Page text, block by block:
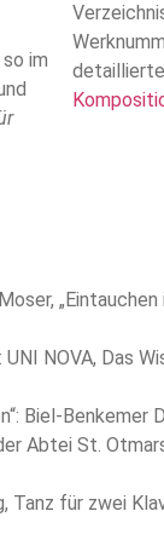
im
NOVA, Das
Biel-Benkemer
Abtei St.
für zwei